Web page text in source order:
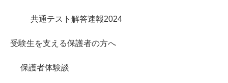
共通テスト解答速報2024
受験生を支える保護者の方へ
保護者体験談